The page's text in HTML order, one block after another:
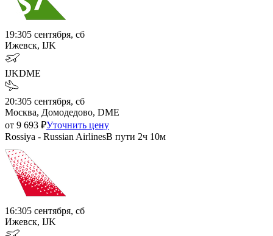
19:305 сентября, сб
Ижевск, IJK
IJKDME
20:305 сентября, сб
Москва, Домодедово, DME
от 9 693 ₽Уточнить цену
Rossiya - Russian AirlinesВ пути 2ч 10м
16:305 сентября, сб
Ижевск, IJK